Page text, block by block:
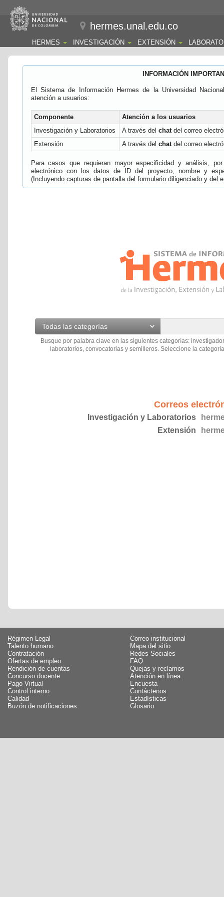
hermes.unal.edu.co
HERMES INVESTIGACIÓN EXTENSIÓN
INFORMACIÓN
El Sistema de Información Hermes de la Universidad
atención a usuarios:
Componente
Atención a los usuarios
Investigación y Laboratorios
A través del chatdel correo
Extensión
A través del chatdel correo
Para casos que requieran mayor especificidad y análisis,
electrónico con los datos de ID del proyecto, nombre y
(Incluyendo capturas de pantalla del formulario diligenciado y del
Todas las categorías
Busque por palabra clave en las siguientes categorías:
laboratorios, convocatorias y semilleros. Seleccione la
Correos
Investigación y Laboratorios
Extensión
Régimen Legal
Talento humano
Contratación
Ofertas de empleo
Rendición de cuentas
Concurso docente
Pago Virtual
Control interno
Calidad
Buzón de notificaciones
Correo institucional
Mapa del sitio
Redes Sociales
FAQ
Quejas y reclamos
Atención en línea
Encuesta
Contáctenos
Estadísticas
Glosario